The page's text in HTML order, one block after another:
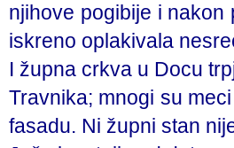
njihove pogibije i
iskreno oplakivala
I župna crkva u Docu
Travnika; mnogi su
fasadu. Ni župni stan